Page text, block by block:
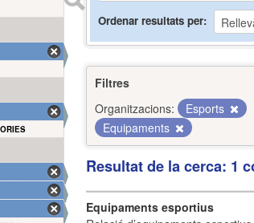
Ordenar resultats per
Filtres
Organitzacions:
Esports
Equipaments
Resultat de la cerca: 1
Equipaments esportius